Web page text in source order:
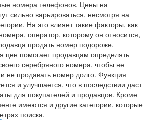
номера телефонов. Цены на
сильно варьироваться, несмотря на
На это влияет такие факторы, как
оператор, которому он относится,
продать номер подороже.
цен помогает продавцам определять
серебряного номера, чтобы не
не продавать номер долго. Функция
и улучшается, что в последствии даст
для покупателей и продавцов. Кроме
имеются и другие категории, которые
поиска.